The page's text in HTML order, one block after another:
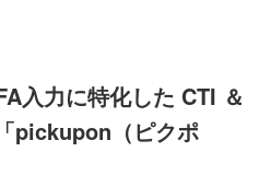
入力に特化した CTI ＆
pickupon（ピクポ